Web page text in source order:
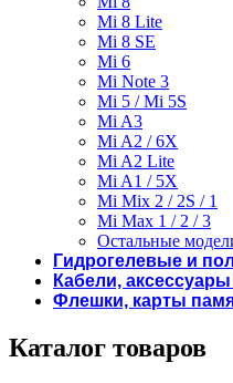
Mi 8 Lite
Mi 8 SE
Mi 6
Mi Note 3
Mi 5 / Mi 5S
Mi A3
Mi A2 / 6X
Mi A2 Lite
Mi A1 / 5X
Mi Mix 2 / 2S / 1
Mi Max 1 / 2 / 3
Остальные
Гидрогелевые и
Кабели,
Флешки, карты
Каталог товаров